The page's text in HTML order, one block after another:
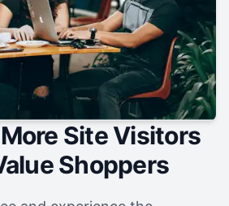
Site Visitors
Shoppers